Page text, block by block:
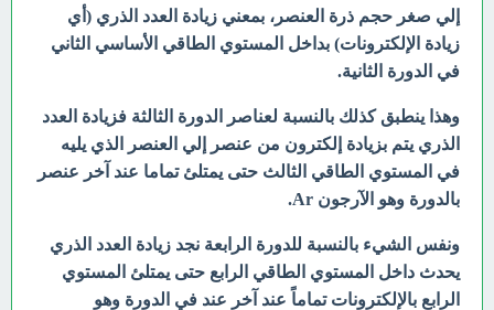
إلي صغر حجم ذرة العنصر، بمعني زيادة العدد الذري (أي
زيادة الإلكترونات) بداخل المستوي الطاقي الأساسي الثاني
في الدورة الثانية.
وهذا ينطبق كذلك بالنسبة لعناصر الدورة الثالثة فزيادة العدد
الذري يتم بزيادة إلكترون من عنصر إلي العنصر الذي يليه
في المستوي الطاقي الثالث حتى يمتلئ تماما عند آخر عنصر
بالدورة وهو الآرجون Ar.
ونفس الشيء بالنسبة للدورة الرابعة نجد زيادة العدد الذري
يحدث داخل المستوي الطاقي الرابع حتى يمتلئ المستوي
الرابع بالإلكترونات تماماً عند آخر عند في الدورة وهو